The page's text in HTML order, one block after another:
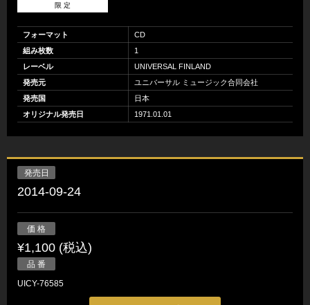
限 定
フォーマット
CD
組み枚数
1
レーベル
UNIVERSAL FINLAND
発売元
ユニバーサル ミュージック合同会社
発売国
日本
オリジナル発売日
1971.01.01
発売日
2014-09-24
価 格
¥1,100 (税込)
品 番
UICY-76585